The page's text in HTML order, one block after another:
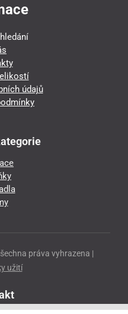
údajů
práva vyhrazena |
užití